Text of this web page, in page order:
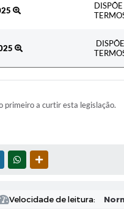
primeiro a curtir esta legislação.
TWITTERWHATSAPP
Velocidade de leitura: